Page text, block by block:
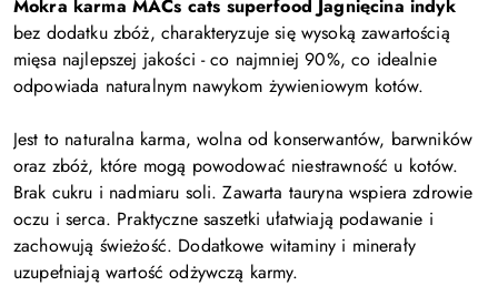
Mokra karma MACs cats superfood Jagnięcina indyk
bez dodatku zbóż, charakteryzuje się wysoką zawartością
mięsa najlepszej jakości - co najmniej 90%, co idealnie
odpowiada naturalnym nawykom żywieniowym kotów.
Jest to naturalna karma, wolna od konserwantów, barwników
oraz zbóż, które mogą powodować niestrawność u kotów.
Brak cukru i nadmiaru soli. Zawarta tauryna wspiera zdrowie
oczu i serca. Praktyczne saszetki ułatwiają podawanie i
zachowują świeżość. Dodatkowe witaminy i minerały
uzupełniają wartość odżywczą karmy.